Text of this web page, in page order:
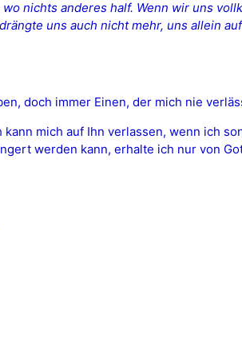
nichts anderes half. Wenn wir uns
uns auch nicht mehr, uns allein
doch immer Einen, der mich nie
mich auf Ihn verlassen, wenn ich
werden kann, erhalte ich nur von